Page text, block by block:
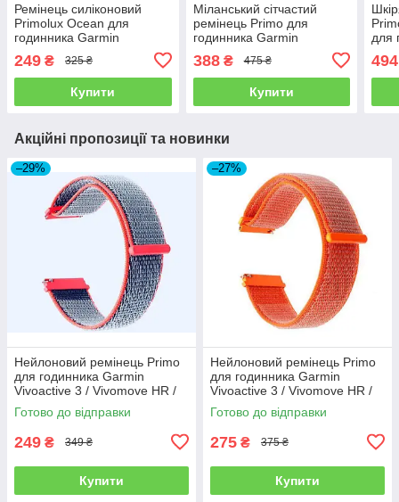
Ремінець силіконовий
Primolux Ocean для
годинника Garmin
Vivoactive 3 / Vivomove HR
/ Forerunner - Black
249 ₴ 325 ₴
Купити
Міланський сітчастий
ремінець Primo для
годинника Garmin
Vivoactive 3 / Vivomove HR
/ Forerunner 245/645 -
Silver
388₴ 475 ₴
Купити
для
-
494
Акційні пропозиції та новинки
–29%
Нейлоновий ремінець Primo
для годинника Garmin
Vivoactive 3 / Vivomove HR /
Forerunner 245/645 - Neon
Red
Готово до відправки
249 ₴ 349 ₴
Купити
–27%
Нейлоновий ремінець Primo
для годинника Garmin
Vivoactive 3 / Vivomove HR /
Forerunner 245/645 - Orange
Готово до відправки
275 ₴ 375 ₴
Купити